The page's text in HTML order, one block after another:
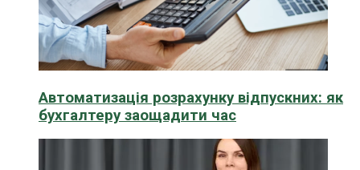
Автоматизація розрахунку відпускних: як
бухгалтеру заощадити час